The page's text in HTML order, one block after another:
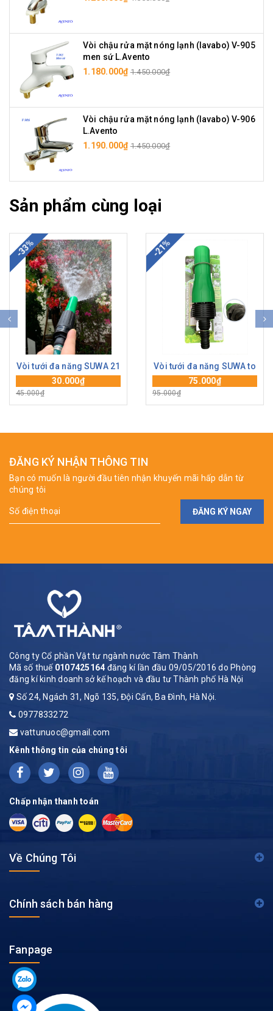
Vòi chậu rửa mặt nóng lạnh (lavabo) V-905
men sứ L.Avento
1.180.000₫ 1.450.000₫
Vòi chậu rửa mặt nóng lạnh (lavabo) V-906
L.Avento
1.190.000₫ 1.450.000₫
Sản phẩm cùng loại
-33%
Vòi tưới đa năng SUWA 21
30.000₫
45.000₫
-21%
Vòi tưới đa năng SUWA to
75.000₫
95.000₫
ĐĂNG KÝ NHẬN THÔNG TIN
Bạn có muốn là người đầu tiên nhận khuyến mãi hấp dẫn từ
chúng tôi
ĐĂNG KÝ NGAY
Công ty Cổ phần Vật tư ngành nước Tâm Thành
Mã số thuế 0107425164 đăng kí lần đầu 09/05/2016 do Phòng
đăng kí kinh doanh sở kế hoạch và đầu tư Thành phố Hà Nội
Số 24, Ngách 31, Ngõ 135, Đội Cấn, Ba Đình, Hà Nội.
0977833272
vattunuoc@gmail.com
Kênh thông tin của chúng tôi
Chấp nhận thanh toán
Về Chúng Tôi
Chính sách bán hàng
Fanpage